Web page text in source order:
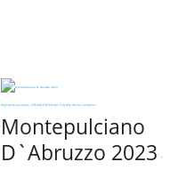
Highlights aus Italien, SPEZIALITÄTEN AUS ITALIEN, Weine aus Italien
Montepulciano
D`Abruzzo 2023